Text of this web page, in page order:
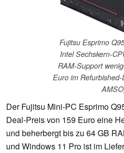
Fujitsu Esprimo
Intel Sechskern-
RAM-Support
Euro im
Der Fujitsu Mini-PC Esprimo
Deal-Preis von 159 Euro eine
und beherbergt bis zu 64 GB
und Windows 11 Pro ist im